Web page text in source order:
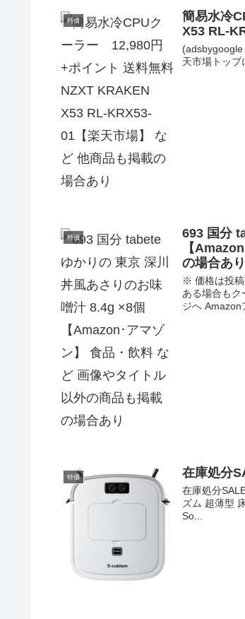
特価
簡易水冷
X53 RL-
天市場トップ
特価
693 国分
【
の場合あり
※ 価格は投稿
ある場合も
ジへ Amazon
特価 在庫処分
在庫処分
ズム 超薄型
So...